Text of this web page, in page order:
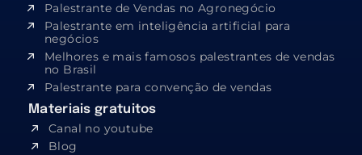
Palestrante de Vendas no Agronegócio
Palestrante em inteligência artificial para
negócios
Melhores e mais famosos palestrantes de vendas
no Brasil
Palestrante para convenção de vendas
Materiais gratuitos
Canal no youtube
Blog